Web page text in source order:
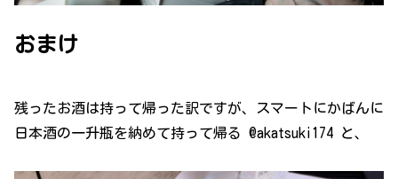
おまけ
残ったお酒は持って帰った訳ですが、スマートにかばんに
日本酒の一升瓶を納めて持って帰る @akatsuki174 と、